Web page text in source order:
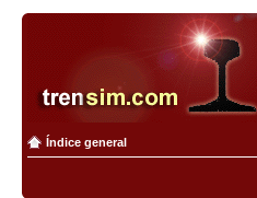
Índice general